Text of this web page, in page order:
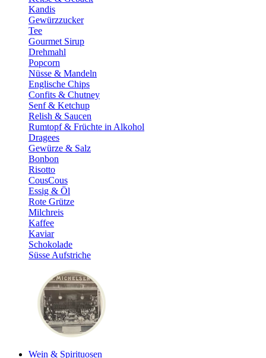
Kandis
Gewürzzucker
Tee
Gourmet Sirup
Drehmahl
Popcorn
Nüsse & Mandeln
Englische Chips
Confits & Chutney
Senf & Ketchup
Relish & Saucen
Rumtopf & Früchte in Alkohol
Dragees
Gewürze & Salz
Bonbon
Risotto
CousCous
Essig & Öl
Rote Grütze
Milchreis
Kaffee
Kaviar
Schokolade
Süsse Aufstriche
Wein & Spirituosen